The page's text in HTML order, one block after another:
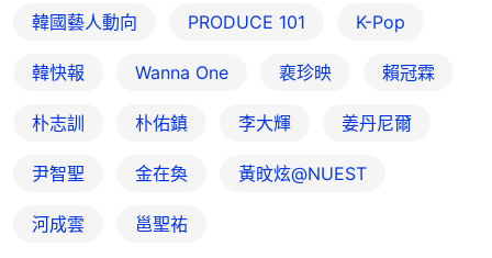
韓國藝人動向 PRODUCE 101 K-Pop
韓快報 Wanna One 裵珍映 賴冠霖
朴志訓 朴佑鎮 李大輝 姜丹尼爾
尹智聖 金在奐 黃旼炫@NUEST
河成雲 邕聖祐